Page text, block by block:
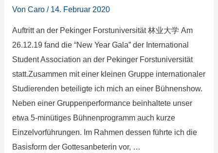
VonCaro / 14. Februar 2020
Auftritt an der Pekinger Forstuniversität 林业大学 Am
26.12.19 fand die “New Year Gala” der International
Student Association an der Pekinger Forstuniversität
statt.Zusammen mit einer kleinen Gruppe internationaler
Studierenden beteiligte ich mich an einer Bühnenshow.
Neben einer Gruppenperformance beinhaltete unser
etwa 5-minütiges Bühnenprogramm auch kurze
Einzelvorführungen. Im Rahmen dessen führte ich die
Basisform der Gottesanbeterin vor, …